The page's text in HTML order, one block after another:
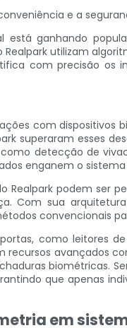
e a
ganhando
utilizam
com precisão
com
superaram esses
detecção de
enganem o
Realpark podem
Com sua
convencionais
como leitores
avançados
biométricas.
que apenas
em